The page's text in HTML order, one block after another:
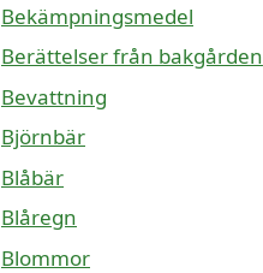
Bekämpningsmedel
Berättelser från bakgården
Bevattning
Björnbär
Blåbär
Blåregn
Blommor